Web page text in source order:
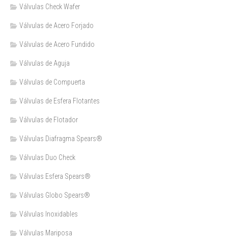
Válvulas Check Wafer
Válvulas de Acero Forjado
Válvulas de Acero Fundido
Válvulas de Aguja
Válvulas de Compuerta
Válvulas de Esfera Flotantes
Válvulas de Flotador
Válvulas Diafragma Spears®️
Válvulas Duo Check
Válvulas Esfera Spears®
Válvulas Globo Spears®
Válvulas Inoxidables
Válvulas Mariposa